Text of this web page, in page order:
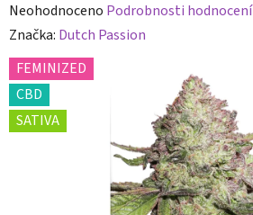
Průměrné
hodnocení
produktu
je
0,0
z
Neohodnoceno Podrobnosti hodnocení
Značka: Dutch Passion
FEMINIZED
CBD
SATIVA